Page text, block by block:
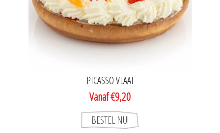
PICASSO VLAAI
Vanaf €9,20